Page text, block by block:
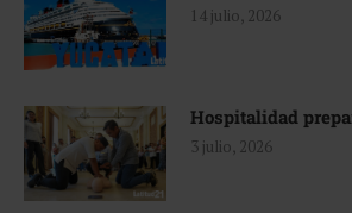
14 julio, 2026
Hospitalidad
3 julio, 2026